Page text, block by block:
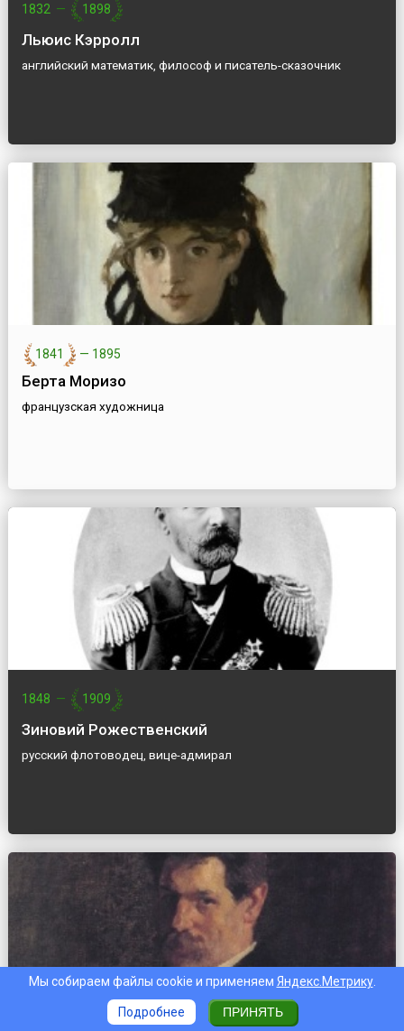
1832 — 1898
Льюис Кэрролл
английский математик, философ и писатель-сказочник
1841 — 1895
Берта Моризо
французская художница
1848 — 1909
Зиновий Рожественский
русский флотоводец, вице-адмирал
Мы собираем файлы cookie и применяем Яндекс.Метрику.
Подробнее ПРИНЯТЬ